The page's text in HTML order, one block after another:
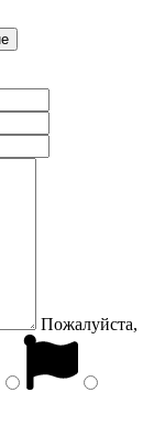
Пожалуйста,